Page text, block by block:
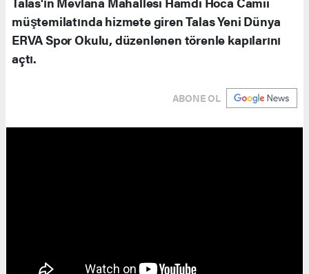
müştemilatında hizmete giren Talas Yeni Dünya
ERVA Spor Okulu, düzenlenen törenle kapılarını
açtı.
ABONE OL